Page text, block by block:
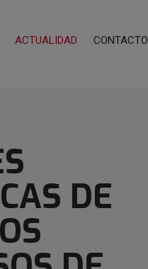
ACTUALIDAD
CONTACTO
DE